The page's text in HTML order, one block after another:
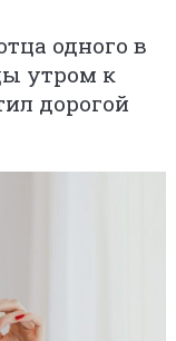
одного в
утром к
дорогой